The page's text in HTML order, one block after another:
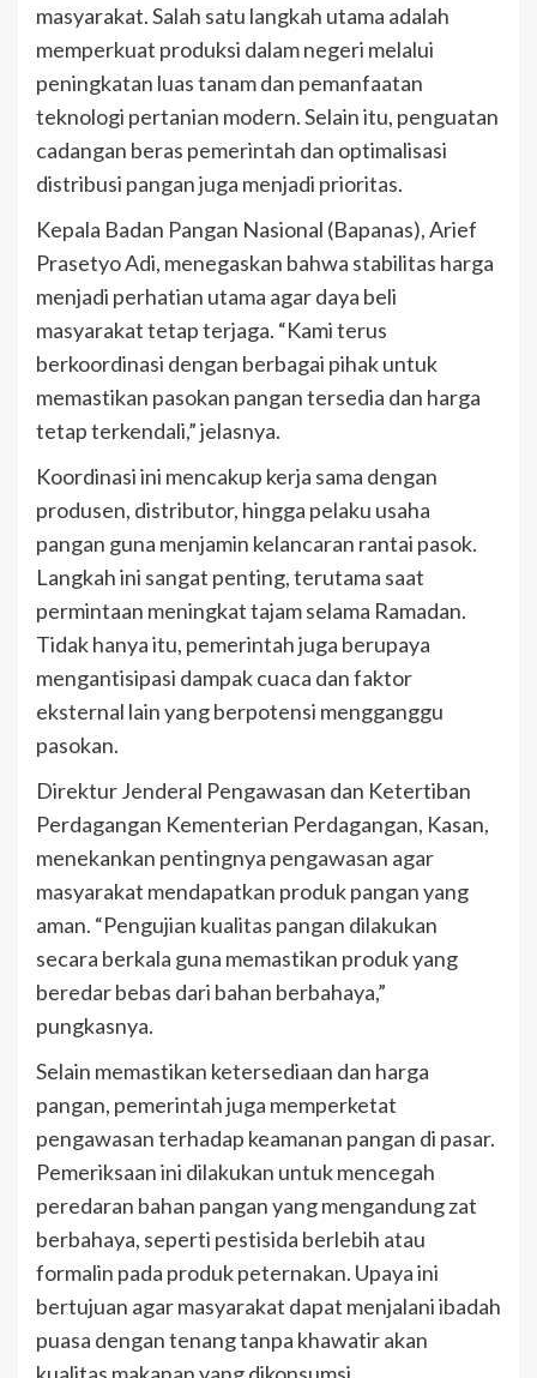
masyarakat. Salah satu langkah utama adalah
memperkuat produksi dalam negeri melalui
peningkatan luas tanam dan pemanfaatan
teknologi pertanian modern. Selain itu, penguatan
cadangan beras pemerintah dan optimalisasi
distribusi pangan juga menjadi prioritas.
Kepala Badan Pangan Nasional (Bapanas), Arief
Prasetyo Adi, menegaskan bahwa stabilitas harga
menjadi perhatian utama agar daya beli
masyarakat tetap terjaga. “Kami terus
berkoordinasi dengan berbagai pihak untuk
memastikan pasokan pangan tersedia dan harga
tetap terkendali,” jelasnya.
Koordinasi ini mencakup kerja sama dengan
produsen, distributor, hingga pelaku usaha
pangan guna menjamin kelancaran rantai pasok.
Langkah ini sangat penting, terutama saat
permintaan meningkat tajam selama Ramadan.
Tidak hanya itu, pemerintah juga berupaya
mengantisipasi dampak cuaca dan faktor
eksternal lain yang berpotensi mengganggu
pasokan.
Direktur Jenderal Pengawasan dan Ketertiban
Perdagangan Kementerian Perdagangan, Kasan,
menekankan pentingnya pengawasan agar
masyarakat mendapatkan produk pangan yang
aman. “Pengujian kualitas pangan dilakukan
secara berkala guna memastikan produk yang
beredar bebas dari bahan berbahaya,”
pungkasnya.
Selain memastikan ketersediaan dan harga
pangan, pemerintah juga memperketat
pengawasan terhadap keamanan pangan di pasar.
Pemeriksaan ini dilakukan untuk mencegah
peredaran bahan pangan yang mengandung zat
berbahaya, seperti pestisida berlebih atau
formalin pada produk peternakan. Upaya ini
bertujuan agar masyarakat dapat menjalani ibadah
puasa dengan tenang tanpa khawatir akan